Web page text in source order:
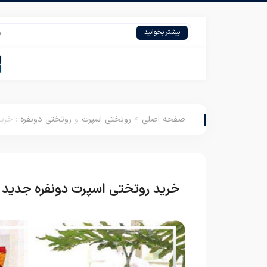
بیشتر بخوانید سایت
صفحه اصلی > روتختی اسپرت و روتختی دونفره :
خرید روتختی اسپرت دونفره